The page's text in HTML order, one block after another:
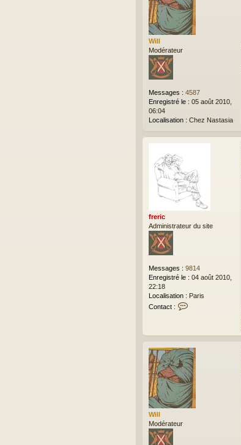
r
f
r
e
Will
Modérateur
Messages : 4587
Enregistré le : 05 août 2010,
06:04
Localisation : Chez Nastasia
freric
Administrateur du site
Messages : 9814
Enregistré le : 04 août 2010,
22:18
Localisation : Paris
Contact :
c
t
e
r
f
r
e
Will
Modérateur